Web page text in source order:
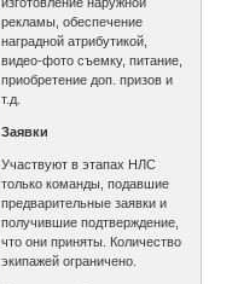
рекламы, обеспечение
наградной атрибутикой,
видео-фото съемку, питание,
приобретение доп. призов и
т.д.
Заявки
Участвуют в этапах НЛС
только команды, подавшие
предварительные заявки и
получившие подтверждение,
что они приняты. Количество
экипажей ограничено.